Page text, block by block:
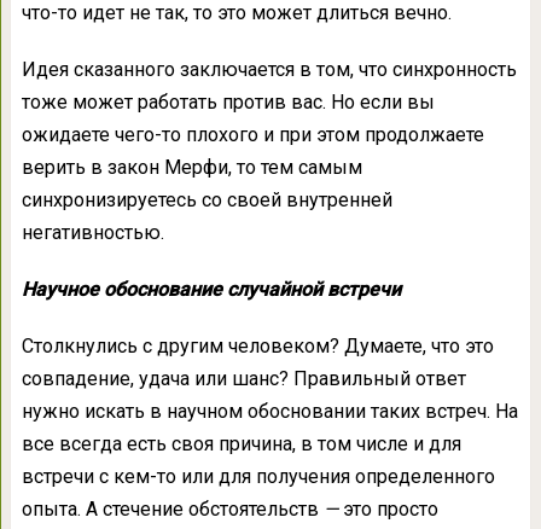
что-то идет не так, то это может длиться вечно.
Идея сказанного заключается в том, что синхронность
тоже может работать против вас. Но если вы
ожидаете чего-то плохого и при этом продолжаете
верить в закон Мерфи, то тем самым
синхронизируетесь со своей внутренней
негативностью.
Научное обоснование случайной встречи
Столкнулись с другим человеком? Думаете, что это
совпадение, удача или шанс? Правильный ответ
нужно искать в научном обосновании таких встреч. На
все всегда есть своя причина, в том числе и для
встречи с кем-то или для получения определенного
опыта. А стечение обстоятельств —это просто